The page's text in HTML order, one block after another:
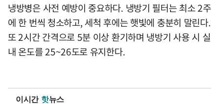
냉방병은 사전 예방이 중요하다. 냉방기 필터는 최소 2주
에 한 번씩 청소하고, 세척 후에는 햇빛에 충분히 말린다.
또 2시간 간격으로 5분 이상 환기하며 냉방기 사용 시 실
내 온도를 25~26도로 유지한다.
이시간 핫뉴스